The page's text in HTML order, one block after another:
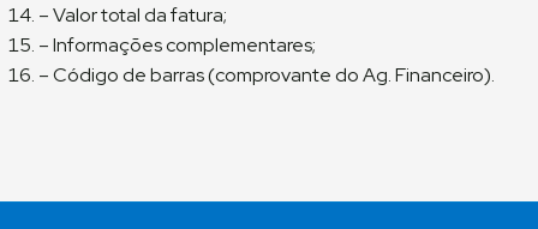
– Valor total da fatura;
– Informações complementares;
– Código de barras (comprovante do Ag. Financeiro).